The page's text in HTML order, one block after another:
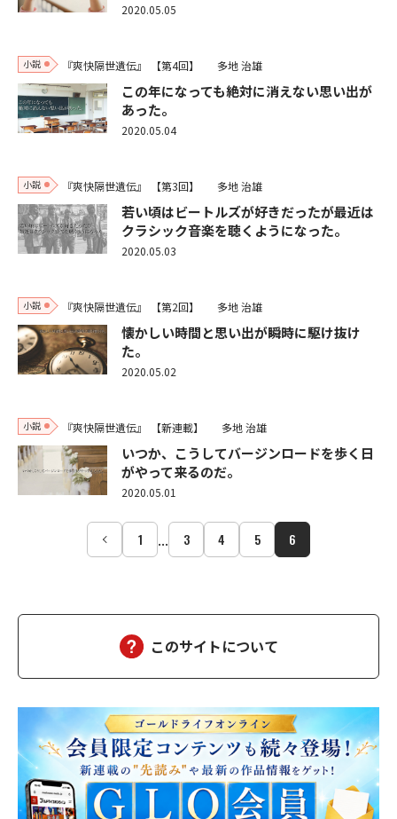
2020.05.05
小説 『爽快隔世遺伝』 【第4回】 多地 治雄
この年になっても絶対に消えない思い出が
あった。
2020.05.04
小説 『爽快隔世遺伝』 【第3回】 多地 治雄
若い頃はビートルズが好きだったが最近は
クラシック音楽を聴くようになった。
2020.05.03
小説 『爽快隔世遺伝』 【第2回】 多地 治雄
懐かしい時間と思い出が瞬時に駆け抜け
た。
2020.05.02
小説 『爽快隔世遺伝』 【新連載】 多地 治雄
いつか、こうしてバージンロードを歩く日
がやって来るのだ。
2020.05.01
1 ... 3 4 5 6
このサイトについて